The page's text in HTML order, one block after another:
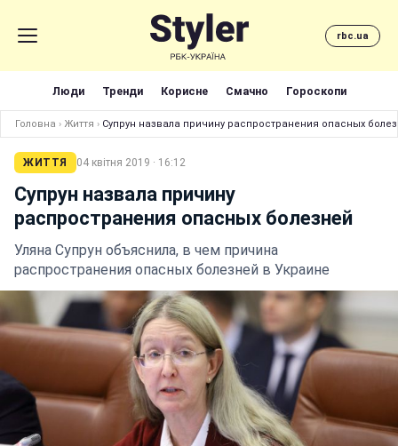
rbc.ua
Люди Тренди Корисне Смачно Гороскопи
Головна › Життя › Супрун назвала причину распространения опасных
ЖИТТЯ 04 квітня 2019 · 16:12
Супрун назвала причину
распространения опасных болезней
Уляна Супрун объяснила, в чем причина
распространения опасных болезней в Украине